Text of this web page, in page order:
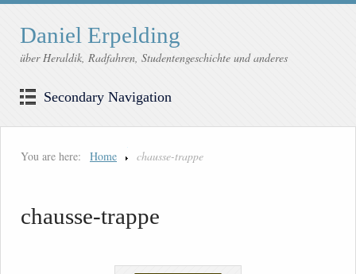
Daniel Erpelding
über Heraldik, Radfahren, Studentengeschichte und anderes
Secondary Navigation
You are here: Home chausse-trappe
chausse-trappe